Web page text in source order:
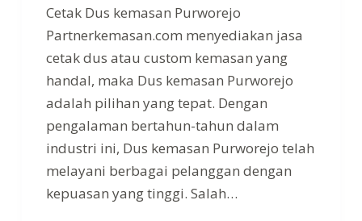
Cetak Dus kemasan Purworejo
Partnerkemasan.com menyediakan jasa
cetak dus atau custom kemasan yang
handal, maka Dus kemasan Purworejo
adalah pilihan yang tepat. Dengan
pengalaman bertahun-tahun dalam
industri ini, Dus kemasan Purworejo telah
melayani berbagai pelanggan dengan
kepuasan yang tinggi. Salah…